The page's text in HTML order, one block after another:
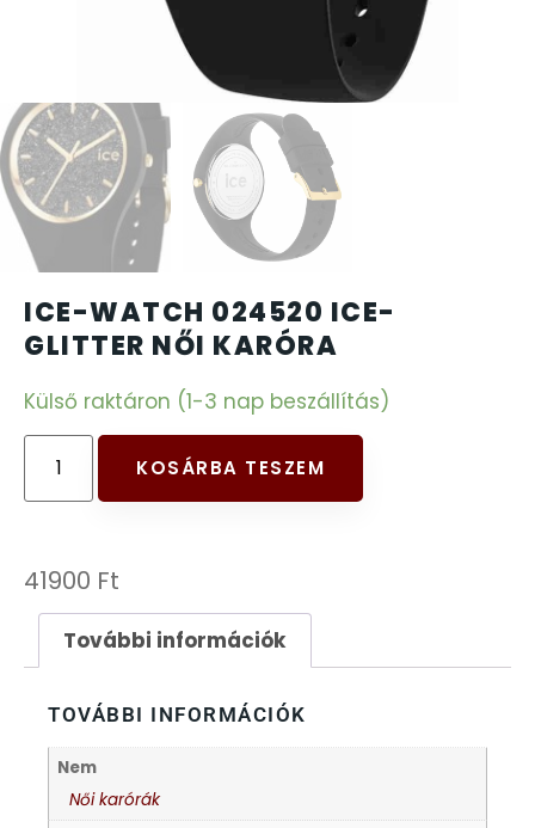
ICE-WATCH 024520 ICE-
GLITTER NŐI KARÓRA
Külső raktáron (1-3 nap beszállítás)
KOSÁRBA TESZEM
41900 Ft
További információk
TOVÁBBI INFORMÁCIÓK
Nem
Női karórák
DIVAT KARÓRÁK (Curren, Oulm,Naviforce, D-
DOXA
ESPRIT
FALIÓRÁK
FÉMCSATOK
FESTINA
FRANCIS DELON
FREELOOK
GUESS KARÓRÁK
HÁLÓZATI ÓRÁK